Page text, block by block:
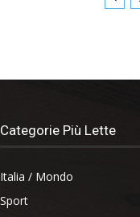
Categorie Più Lette
Italia / Mondo
Sport